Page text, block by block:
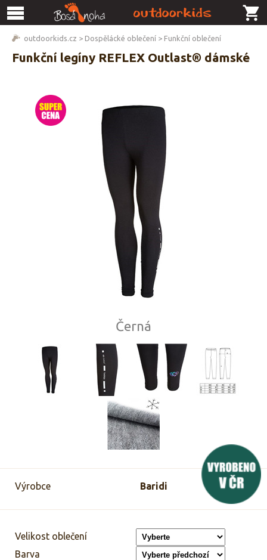
outdoorkids.cz > Dospělácké oblečení > Funkční oblečení
Funkční legíny REFLEX Outlast® dámské
Černá
Výrobce Baridi
Velikost oblečení
Barva